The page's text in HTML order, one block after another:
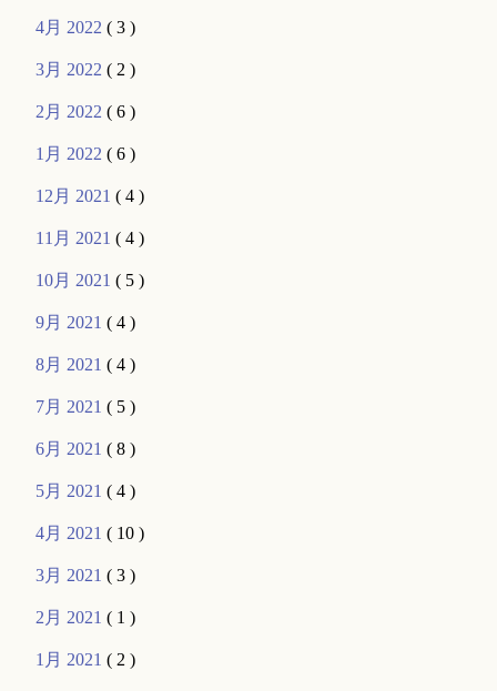
4月 2022( 3 )
3月 2022( 2 )
2月 2022( 6 )
1月 2022( 6 )
12月 2021( 4 )
11月 2021( 4 )
10月 2021( 5 )
9月 2021( 4 )
8月 2021( 4 )
7月 2021( 5 )
6月 2021( 8 )
5月 2021( 4 )
4月 2021( 10 )
3月 2021( 3 )
2月 2021( 1 )
1月 2021( 2 )